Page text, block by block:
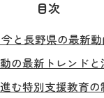
目次
と長野県の最新動
の最新トレンド
む特別支援教育の